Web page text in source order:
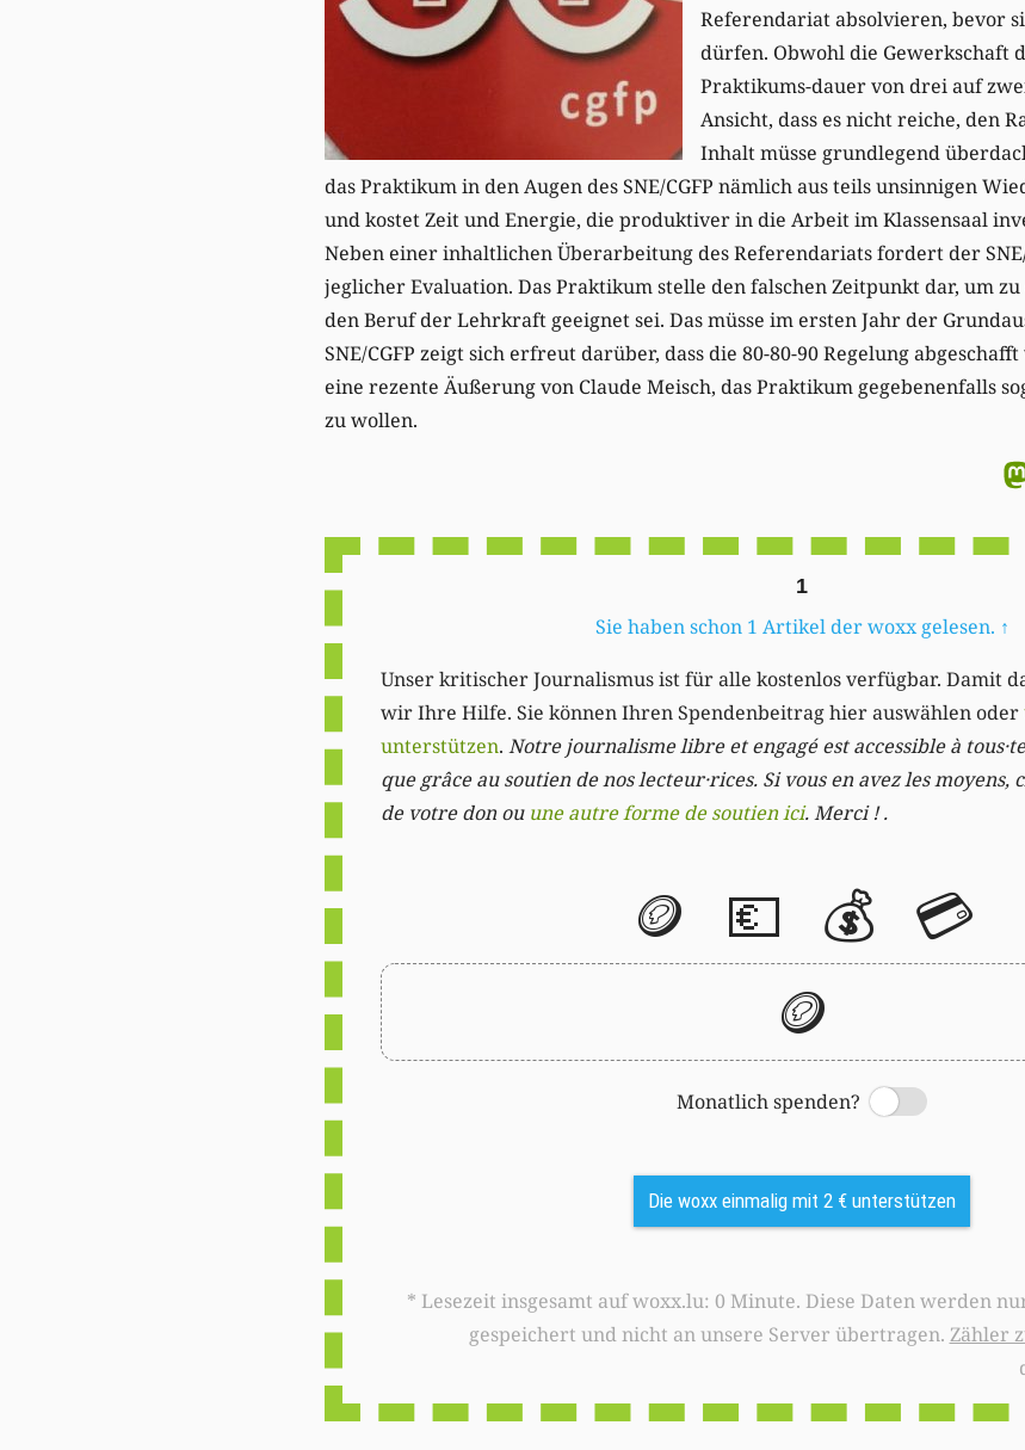
Referendariat absolvieren, bevor
dürfen. Obwohl die Gewerkschaft
Praktikums-dauer von drei auf
Ansicht, dass es nicht reiche, den
Inhalt müsse grundlegend
das Praktikum in den Augen des SNE/CGFP nämlich aus teils unsinnigen
und kostet Zeit und Energie, die produktiver in die Arbeit im Klassensaal
Neben einer inhaltlichen Überarbeitung des Referendariats fordert der
jeglicher Evaluation. Das Praktikum stelle den falschen Zeitpunkt dar, um
den Beruf der Lehrkraft geeignet sei. Das müsse im ersten Jahr der
SNE/CGFP zeigt sich erfreut darüber, dass die 80-80-90 Regelung
eine rezente Äußerung von Claude Meisch, das Praktikum gegebenenfalls
zu wollen.
1
Sie haben schon 1 Artikel der woxx gelesen. ↑
Unser kritischer Journalismus ist für alle kostenlos verfügbar. Damit
wir Ihre Hilfe. Sie können Ihren Spendenbeitrag hier auswählen oder
unterstützen. Notre journalisme libre et engagé est accessible à
que grâce au soutien de nos lecteur·rices. Si vous en avez les moyens,
de votre don ou une autre forme de soutien ici. Merci ! .
🪙 💶 💰 💳
🪙
Monatlich spenden?
Switch
Die woxx einmalig mit 2 € unterstützen
* Lesezeit insgesamt auf woxx.lu: 0 Minute. Diese Daten werden nur in Ihrem Browser
gespeichert und nicht an unsere Server übertragen. Zähler